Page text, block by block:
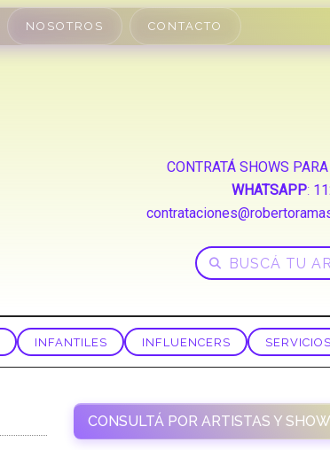
NOSOTROS CONTACTO
CONTRATÁ SHOWS
WHATSAPP:
INFANTILES INFLUENCERS SERVICIOS
CONSULTÁ POR ARTISTAS Y